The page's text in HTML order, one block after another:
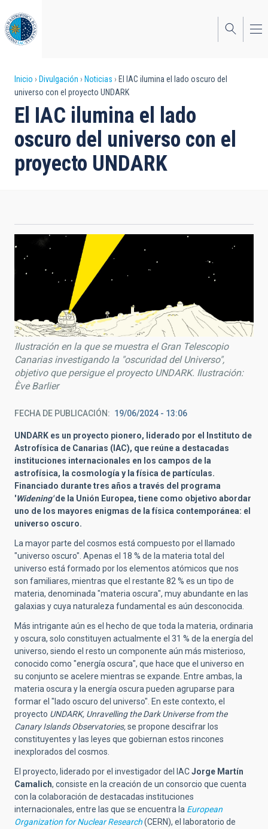
al
contenido
principal
Sobrescribir
enlaces
de
ayuda
a
Inicio Divulgación Noticias
El IAC ilumina el lado oscuro del
universo con el proyecto UNDARK
El IAC ilumina el lado
oscuro del universo con el
proyecto UNDARK
Ilustración en la que se muestra el Gran Telescopio
Canarias investigando la "oscuridad del Universo",
objetivo que persigue el proyecto UNDARK. Ilustración:
Ève Barlier
FECHA DE PUBLICACIÓN 19/06/2024 - 13:06
UNDARK es un proyecto pionero, liderado por el Instituto de
Astrofísica de Canarias (IAC), que reúne a destacadas
instituciones internacionales en los campos de la
astrofísica, la cosmología y la física de partículas.
Financiado durante tres años a través del programa
'Widening'de la Unión Europea, tiene como objetivo abordar
uno de los mayores enigmas de la física contemporánea: el
universo oscuro.
La mayor parte del cosmos está compuesto por el llamado
"universo oscuro". Apenas el 18 % de la materia total del
universo está formado por los elementos atómicos que nos
son familiares, mientras que el restante 82 % es un tipo de
materia, denominada "materia oscura", muy abundante en las
galaxias y cuya naturaleza fundamental es aún desconocida.
Más intrigante aún es el hecho de que toda la materia, ordinaria
y oscura, solo constituyen actualmente el 31 % de la energía del
universo, siendo el resto un componente aún más misterioso,
conocido como "energía oscura", que hace que el universo en
su conjunto se acelere mientras se expande. Entre ambas, la
materia oscura y la energía oscura pueden agruparse para
formar el "lado oscuro del universo". En este contexto, el
proyecto UNDARK, Unravelling the Dark Universe from the
Canary Islands Observatories,se propone descifrar los
constituyentes y las leyes que gobiernan estos rincones
inexplorados del cosmos.
El proyecto, liderado por el investigador del IACJorge Martín
Camalich, consiste en la creación de un consorcio que cuenta
con la colaboración de destacadas instituciones
internacionales, entre las que se encuentra la European
Organization for Nuclear Research(CERN), el laboratorio de